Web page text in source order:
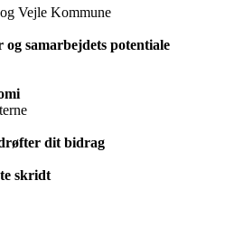
Vejle Kommune
samarbejdets potentiale
dit bidrag
skridt